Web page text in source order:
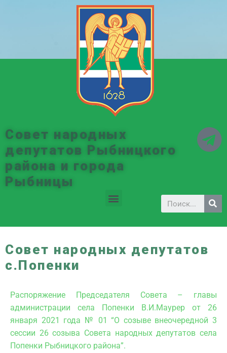
Совет народных
депутатов Рыбницкого
района и города
Рыбницы
Совет народных депутатов
с.Попенки
Распоряжение Председателя Совета – главы
администрации села Попенки В.И.Маурер от 26
января 2021 года № 01 “О созыве внеочередной 3
сессии 26 созыва Совета народных депутатов села
Попенки Рыбницкого района”.